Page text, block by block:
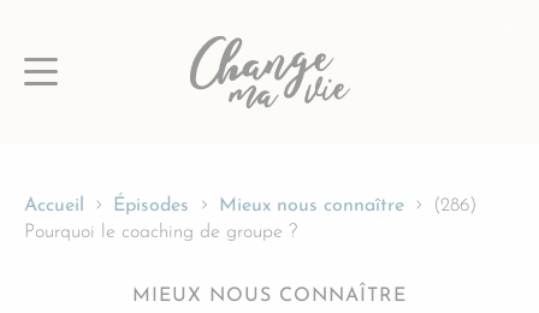
au
Accueil Épisodes Mieux nous connaître
(286)
Pourquoi le coaching de groupe ?
MIEUX NOUS CONNAÎTRE